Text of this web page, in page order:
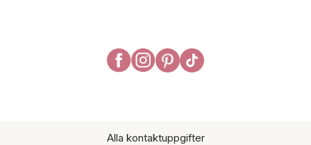
Alla kontaktuppgifter